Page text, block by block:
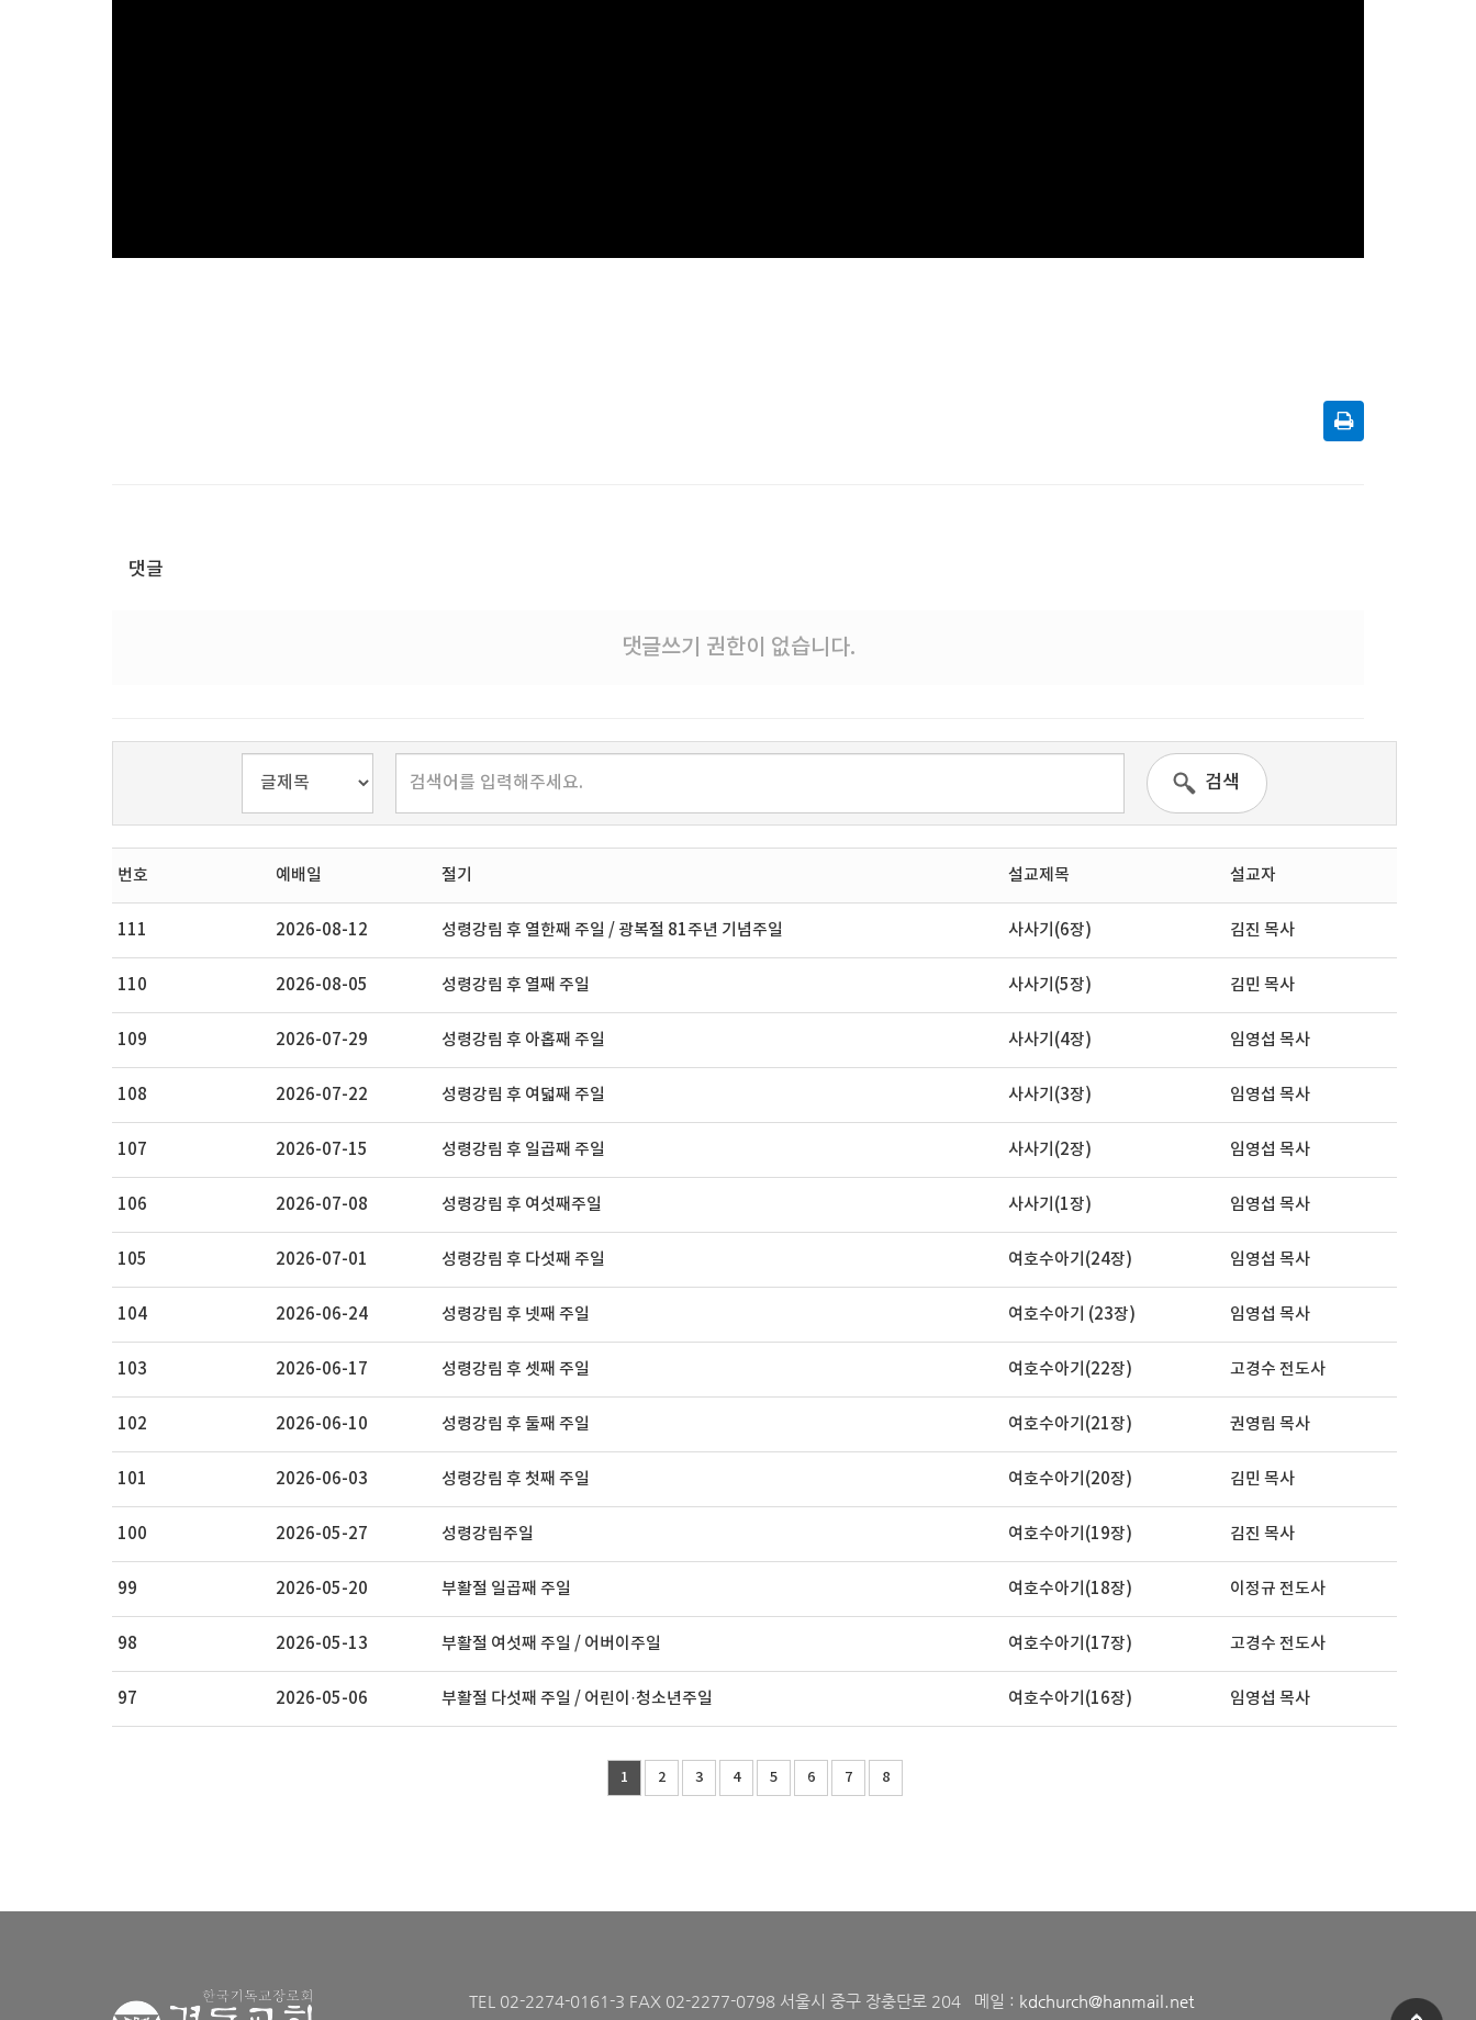
댓글
댓글쓰기 권한이 없습니다.
검색
번호 예배일 절기 설교제목 설교자
111 2026-08-12 성령강림 후 열한째 주일 / 광복절 81주년 기념주일 사사기(6장) 김진 목사
110 2026-08-05 성령강림 후 열째 주일 사사기(5장) 김민 목사
109 2026-07-29 성령강림 후 아홉째 주일 사사기(4장) 임영섭 목사
108 2026-07-22 성령강림 후 여덟째 주일 사사기(3장) 임영섭 목사
107 2026-07-15 성령강림 후 일곱째 주일 사사기(2장) 임영섭 목사
106 2026-07-08 성령강림 후 여섯째주일 사사기(1장) 임영섭 목사
105 2026-07-01 성령강림 후 다섯째 주일 여호수아기(24장) 임영섭 목사
104 2026-06-24 성령강림 후 넷째 주일 여호수아기 (23장) 임영섭 목사
103 2026-06-17 성령강림 후 셋째 주일 여호수아기(22장) 고경수 전도사
102 2026-06-10 성령강림 후 둘째 주일 여호수아기(21장) 권영림 목사
101 2026-06-03 성령강림 후 첫째 주일 여호수아기(20장) 김민 목사
100 2026-05-27 성령강림주일 여호수아기(19장) 김진 목사
99 2026-05-20 부활절 일곱째 주일 여호수아기(18장) 이정규 전도사
98 2026-05-13 부활절 여섯째 주일 / 어버이주일 여호수아기(17장) 고경수 전도사
97 2026-05-06 부활절 다섯째 주일 / 어린이·청소년주일 여호수아기(16장) 임영섭 목사
1 2 3 4 5 6 7 8
TEL 02-2274-0161-3 FAX 02-2277-0798 서울시 중구 장충단로 204 메일 : kdchurch@hanmail.net